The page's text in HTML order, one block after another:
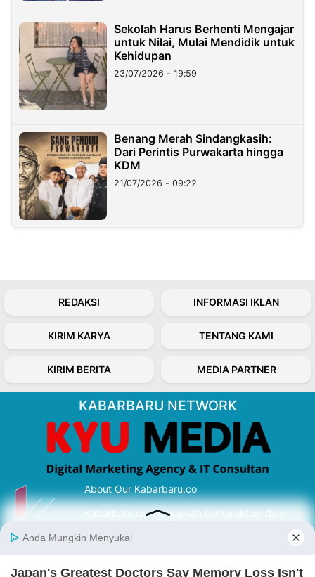
Sekolah Harus Berhenti Mengajar
untuk Nilai, Mulai Mendidik untuk
Kehidupan
23/07/2026 - 19:59
Benang Merah Sindangkasih:
Dari Perintis Purwakarta hingga
KDM
21/07/2026 - 09:22
REDAKSI INFORMASI IKLAN
KIRIM KARYA TENTANG KAMI
KIRIM BERITA MEDIA PARTNER
KABARBARU NETWORK
About Our Kabarbaru.co
Kabarbaru.co menyajikan berita aktual dan
serta terverifikasi dari sumber yang tepat.
Follow Kabarbaru